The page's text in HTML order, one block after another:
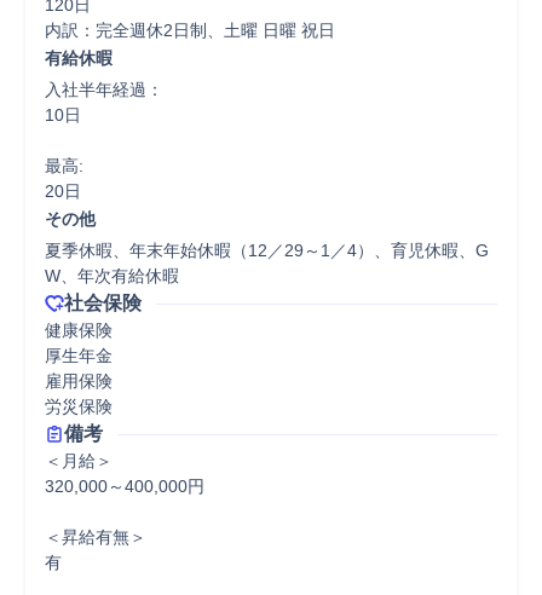
120日
内訳：完全週休2日制、土曜 日曜 祝日
有給休暇
入社半年経過：
10日
最高:
20日
その他
夏季休暇、年末年始休暇（12／29～1／4）、育児休暇、G
W、年次有給休暇
社会保険
健康保険
厚生年金
雇用保険
労災保険
備考
＜月給＞
320,000～400,000円
＜昇給有無＞
有